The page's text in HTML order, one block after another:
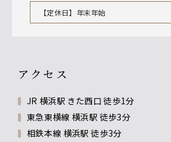
【定休日】年末年始
アクセス
JR 横浜駅 きた西口 徒歩1分
東急東横線 横浜駅 徒歩3分
相鉄本線 横浜駅 徒歩3分